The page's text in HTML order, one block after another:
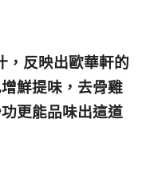
，反映出歐華軒的
鮮提味，去骨雞
更能品味出這道